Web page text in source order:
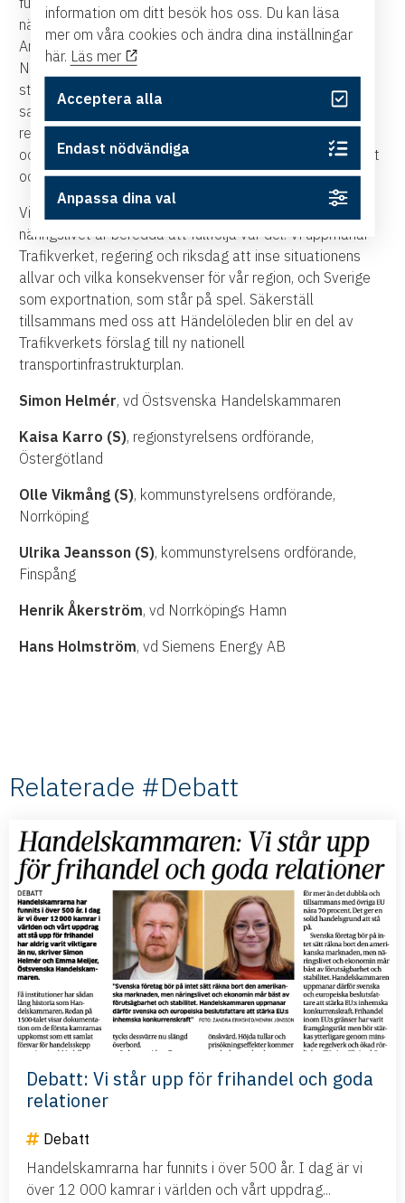
näringslivet med nödvändiga åtgärder i infrastrukturen.
Anslutningen mellan E4/E22 och riksväg 51 till
Norrköpings hamn är också ett prioriterat objekt i den
storregionala samverkan för transportinfrastruktur där
sammanlagt sju regioner och över 50 kommuner är
representerade. Här finns tydliga kopplingar till Örebro
och Hallsberg som viktiga logistiknoder med ökad import
och export via Norrköpings hamn.
Vi som företrädare för regionen, kommunerna och
näringslivet är beredda att fullfölja vår del. Vi uppmanar
Trafikverket, regering och riksdag att inse situationens
allvar och vilka konsekvenser för vår region, och Sverige
som exportnation, som står på spel. Säkerställ
tillsammans med oss att Händelöleden blir en del av
Trafikverkets förslag till ny nationell
transportinfrastrukturplan.
Simon Helmér, vd Östsvenska Handelskammaren
Kaisa Karro (S), regionstyrelsens ordförande,
Östergötland
Olle Vikmång (S), kommunstyrelsens ordförande,
Norrköping
Ulrika Jeansson (S), kommunstyrelsens ordförande,
Finspång
Henrik Åkerström, vd Norrköpings Hamn
Hans Holmström, vd Siemens Energy AB
Relaterade #Debatt
Debatt: Vi står upp för frihandel och goda
relationer
Debatt
Handelskamrarna har funnits i över 500 år. I dag är vi
över 12 000 kamrar i världen och vårt uppdrag...
information om ditt besök hos oss. Du kan läsa
mer om våra cookies och ändra dina inställningar
här. Läs mer
Acceptera alla
Endast nödvändiga
Anpassa dina val